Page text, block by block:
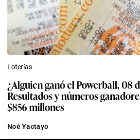
Loterías
¿Alguien ganó el Powerball, 08
Resultados y números
$856 millones
Noé Yactayo